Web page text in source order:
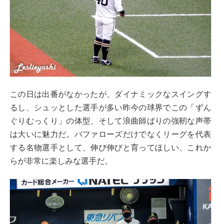
この日は出番がなかったが、ダイナミックなスイングす
るし、シュッとした選手が多い昨今の球界でこの「ずん
ぐりむっくり」の体型、そして浪曲師ばりの強靭な声帯
は大いに魅力だ。バファローズだけでなくリーグを代表
する名物選手として、伸び伸びと育ってほしい、これか
らが非常に楽しみな選手だ。